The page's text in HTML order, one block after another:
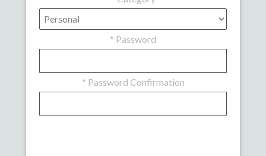
* Password
* Password Confirmation